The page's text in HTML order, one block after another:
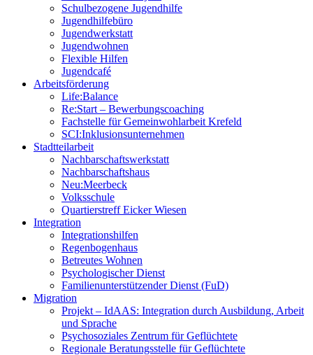
Schulbezogene Jugendhilfe
Jugendhilfebüro
Jugendwerkstatt
Jugendwohnen
Flexible Hilfen
Jugendcafé
Arbeitsförderung
Life:Balance
Re:Start – Bewerbungscoaching
Fachstelle für Gemeinwohlarbeit Krefeld
SCI:Inklusionsunternehmen
Stadtteilarbeit
Nachbarschaftswerkstatt
Nachbarschaftshaus
Neu:Meerbeck
Volksschule
Quartierstreff Eicker Wiesen
Integration
Integrationshilfen
Regenbogenhaus
Betreutes Wohnen
Psychologischer Dienst
Familienunterstützender Dienst (FuD)
Migration
Projekt – IdAAS: Integration durch Ausbildung, Arbeit
und Sprache
Psychosoziales Zentrum für Geflüchtete
Regionale Beratungsstelle für Geflüchtete